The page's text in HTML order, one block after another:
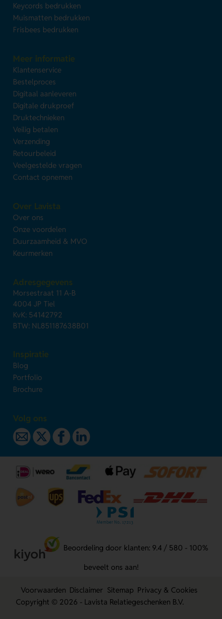
Keycords bedrukken
Muismatten bedrukken
Frisbees bedrukken
Meer informatie
Klantenservice
Bestelproces
Digitaal aanleveren
Digitale drukproef
Druktechnieken
Veilig betalen
Verzending
Retourbeleid
Veelgestelde vragen
Contact opnemen
Over Lavista
Over ons
Onze voordelen
Duurzaamheid & MVO
Keurmerken
Adresgegevens
Morsestraat 11 A-B
4004 JP Tiel
KvK: 54142792
BTW: NL851187638B01
Inspiratie
Blog
Portfolio
Brochure
Volg ons
Beoordeling door klanten: 9.4 / 580 - 100%
beveelt ons aan!
Voorwaarden Disclaimer Sitemap Privacy & Cookies
Copyright © 2026 - Lavista Relatiegeschenken B.V.